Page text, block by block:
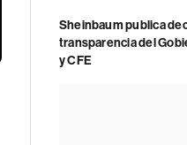
Sheinbaum publica
transparencia del
y CFE